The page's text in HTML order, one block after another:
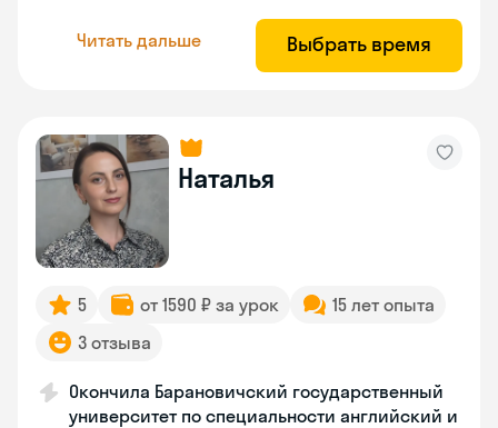
Читать дальше Выбрать время
Наталья
5 от 1590 ₽ за урок
15 лет опыта
3 отзыва
Окончила Барановичский государственный
университет по специальности английский и